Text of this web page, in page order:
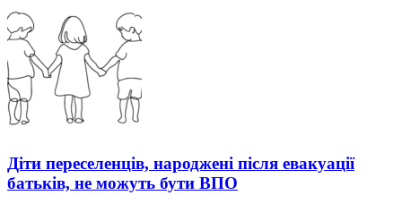
Діти переселенців, народжені після евакуації
батьків, не можуть бути ВПО